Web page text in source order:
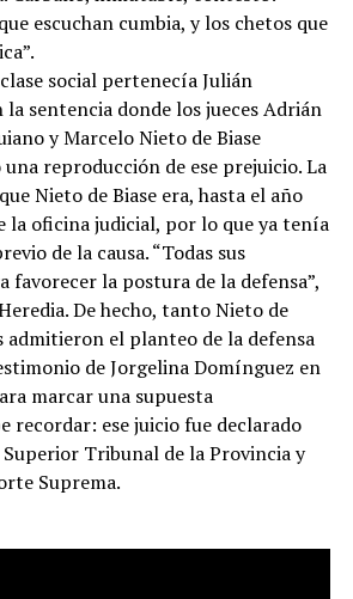
escuchan cumbia, y los chetos que
social pertenecía Julián
sentencia donde los jueces Adrián
y Marcelo Nieto de Biase
reproducción de ese prejuicio. La
Nieto de Biase era, hasta el año
la oficina judicial, por lo que ya tenía
de la causa. “Todas sus
favorecer la postura de la defensa”,
De hecho, tanto Nieto de
admitieron el planteo de la defensa
de Jorgelina Domínguez en
marcar una supuesta
recordar: ese juicio fue declarado
Tribunal de la Provincia y
Suprema.